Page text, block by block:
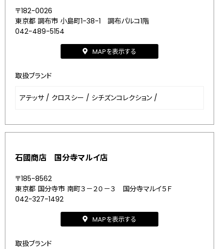
〒182-0026
東京都 調布市 小島町1-38-1 調布パルコ1階
042-489-5154
MAPを表示する
取扱ブランド
アテッサ / クロスシー / シチズンコレクション /
石國商店 国分寺マルイ店
〒185-8562
東京都 国分寺市 南町３－２０－３ 国分寺マルイ５Ｆ
042-327-1492
MAPを表示する
取扱ブランド